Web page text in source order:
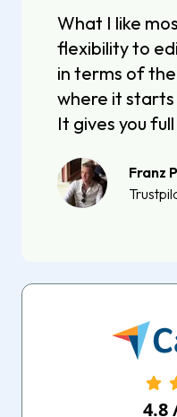
What I like
flexibility to
in terms of
where it starts
It gives you
Franz
4.8